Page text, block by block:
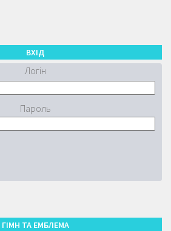
ВХІД
Логін
Пароль
ГІМН ТА ЕМБЛЕМА